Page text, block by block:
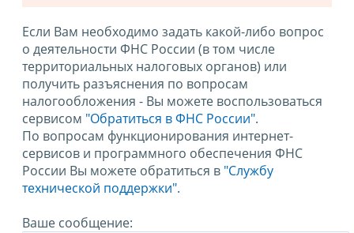
Если Вам необходимо задать какой-либо вопрос
о деятельности ФНС России (в том числе
территориальных налоговых органов) или
получить разъяснения по вопросам
налогообложения - Вы можете воспользоваться
сервисом "Обратиться в ФНС России".
По вопросам функционирования интернет-
сервисов и программного обеспечения ФНС
России Вы можете обратиться в "Службу
технической поддержки".
Ваше сообщение: